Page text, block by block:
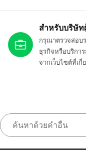
สำหรับบริษั
กรุณาตรวจสอบ
ธุรกิจหรือบริกา
จากเว็บไซต์ที่เกี่